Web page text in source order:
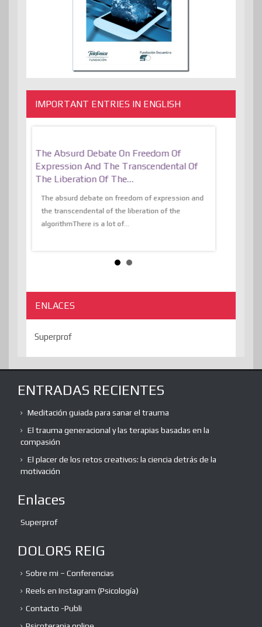
IMPORTANT ENTRIES IN ENGLISH
The Absurd Debate On Freedom Of
Expression And The Transcendental Of
The Liberation Of The…
The absurd debate on freedom of expression and
the transcendental of the liberation of the
algorithmThere is a lot of...
ENLACES
Superprof
ENTRADAS RECIENTES
Meditación guiada para sanar el trauma
El trauma generacional y las terapias basadas en la
compasión
El placer de los retos creativos: la ciencia detrás de la
motivación
Enlaces
Superprof
DOLORS REIG
Sobre mi – Conferencias
Reels en Instagram (Psicología)
Contacto -Publi